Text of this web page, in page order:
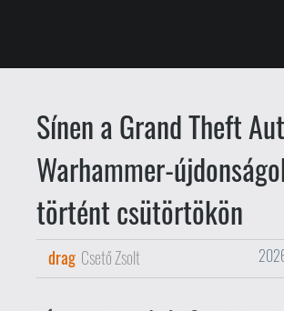
vezérigazgatója, Strauss Zelnick a kiadó
aktuális üzleti jelentése kapcsán
bejelentette, hogy a november 19-re
kitűzött megjelenést jelen állás szerint
képesek lesznek tartani, egyben
megerősítette azt is, hogy a nyáron indul
a játék marketingkampánya.